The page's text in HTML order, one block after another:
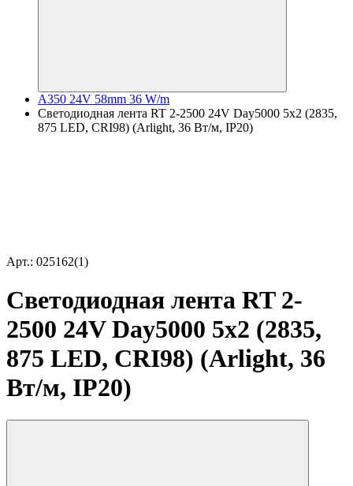
A350 24V 58mm 36 W/m
Светодиодная лента RT 2-2500 24V Day5000 5x2 (2835,
875 LED, CRI98) (Arlight, 36 Вт/м, IP20)
Арт.: 025162(1)
Светодиодная лента RT 2-
2500 24V Day5000 5x2 (2835,
875 LED, CRI98) (Arlight, 36
Вт/м, IP20)